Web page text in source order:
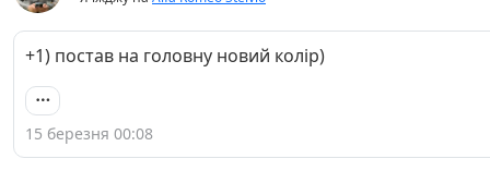
+1) постав на головну новий колір)
15 березня 00:08